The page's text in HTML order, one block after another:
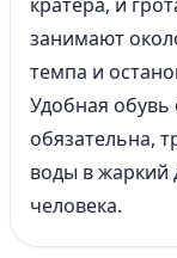
занимают
темпа и
Удобная
обязательна,
воды в жаркий
человека.